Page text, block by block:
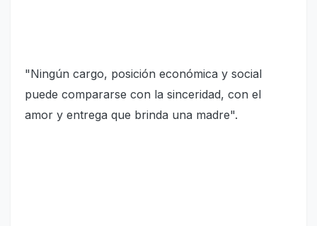
"Ningún cargo, posición económica y social
puede compararse con la sinceridad, con el
amor y entrega que brinda una madre".